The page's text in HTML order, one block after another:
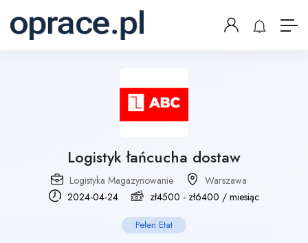
Logistyk łańcucha dostaw
Logistyka Magazynowanie
Warszawa
2024-04-24
zł4500 - zł6400 / miesiąc
Pełen Etat